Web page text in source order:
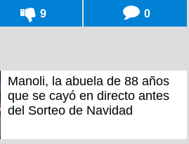
9 0
Manoli, la abuela de 88 años
que se cayó en directo antes
del Sorteo de Navidad